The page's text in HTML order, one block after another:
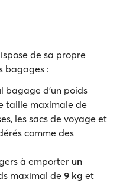
de sa propre
bagages :
bagage d'un poids
taille maximale de
les sacs de voyage et
comme des
à emporter un
maximal de 9 kg et